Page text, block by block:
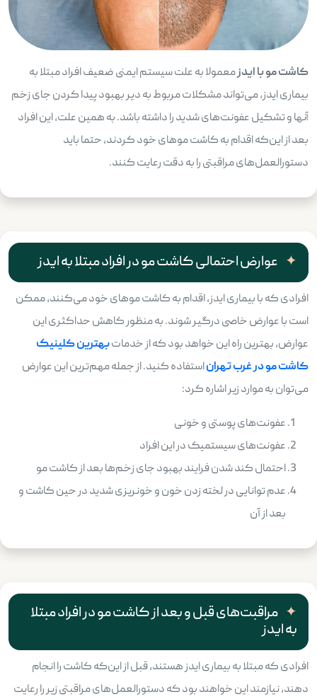
کاشت مو با ایدزمعمولا به علت سیستم ایمنی ضعیف افراد مبتلا به
بیماری ایدز، می‌تواند مشکلات مربوط به دیر بهبود پیدا کردن جای زخم
آنها و تشکیل عفونت‌های شدید را داشته باشد. به همین علت، این افراد
بعد از این‌که اقدام به کاشت موهای خود کردند، حتما باید
دستورالعمل‌های مراقبتی را به دقت رعایت کنند.
عوارض احتمالی کاشت مو در افراد مبتلا به ایدز
افرادی که با بیماری ایدز، اقدام به کاشت موهای خود می‌کنند، ممکن
است با عوارض خاصی درگیر شوند. به منظور کاهش حداکثری این
عوارض، بهترین راه این خواهد بود که از خدماتبهترین کلینیک
کاشت مو در غرب تهراناستفاده کنید. از جمله مهم‌ترین این عوارض
می‌توان به موارد زیر اشاره کرد:
عفونت‌های پوستی و خونی
عفونت‌های سیستمیک در این افراد
احتمال کند شدن فرایند بهبود جای زخم‌ها بعد از کاشت مو
عدم توانایی در لخته زدن خون و خونریزی شدید در حین کاشت و
بعد از آن
مراقبت‌های قبل و بعد از کاشت مو در افراد مبتلا
به ایدز
افرادی که مبتلا به بیماری ایدز هستند، قبل از این‌که کاشت را انجام
دهند، نیازمند این خواهند بود که دستورالعمل‌های مراقبتی زیر را رعایت